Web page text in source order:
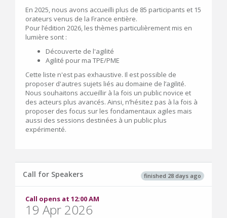
En 2025, nous avons accueilli plus de 85 participants et 15
orateurs venus de la France entière.
Pour l’édition 2026, les thèmes particulièrement mis en
lumière sont :
Découverte de l'agilité
Agilité pour ma TPE/PME
Cette liste n'est pas exhaustive. Il est possible de
proposer d'autres sujets liés au domaine de l’agilité.
Nous souhaitons accueillir à la fois un public novice et
des acteurs plus avancés. Ainsi, n’hésitez pas à la fois à
proposer des focus sur les fondamentaux agiles mais
aussi des sessions destinées à un public plus
expérimenté.
finished 28 days ago
Call for Speakers
Call opens at 12:00 AM
19 Apr 2026